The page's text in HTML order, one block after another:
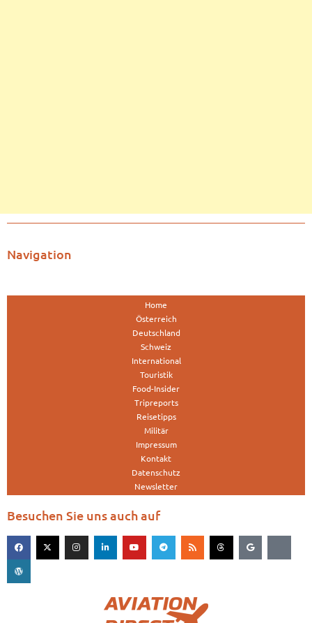
Navigation
Home
Österreich
Deutschland
Schweiz
International
Touristik
Food-Insider
Tripreports
Reisetipps
Militär
Impressum
Kontakt
Datenschutz
Newsletter
Besuchen Sie uns auch auf